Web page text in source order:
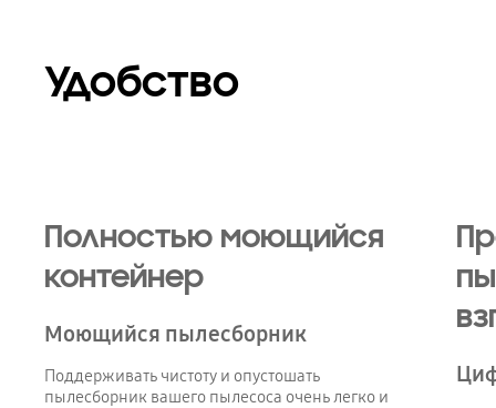
Удобство
Полностью моющийся
контейнер
Моющийся пылесборник
Поддерживать чистоту и опустошать
пылесборник вашего пылесоса очень легко и